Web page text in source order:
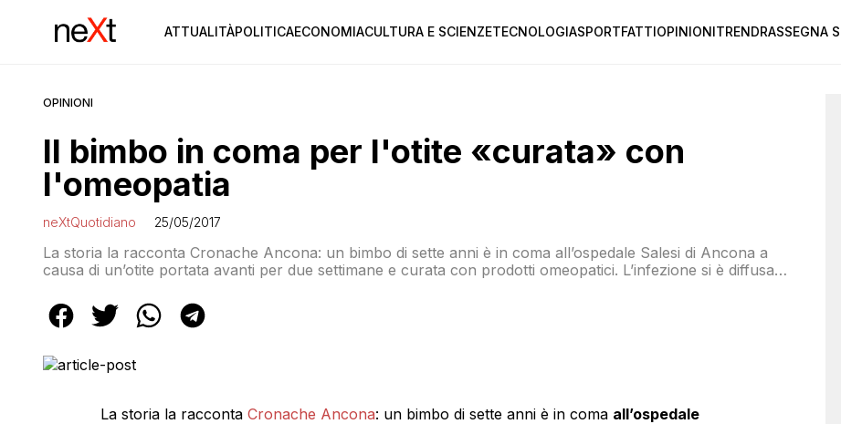
ATTUALITÀPOLITICAECONOMIACULTURA E SCIENZETECNOLOGIASPORTFATTIOPINIONITRENDRASSEGNA
OPINIONI
Il bimbo in coma per l'otite «curata» con
l'omeopatia
neXtQuotidiano 25/05/2017
La storia la racconta Cronache Ancona: un bimbo di sette anni è in coma all’ospedale Salesi di Ancona a
causa di un’otite portata avanti per due settimane e curata con prodotti omeopatici. L’infezione si è diffusa
bambino è […]
La storia la racconta Cronache Ancona: un bimbo di sette anni è in coma all’ospedale